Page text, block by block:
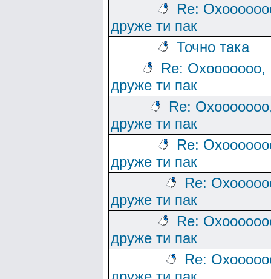
Re:
друже ти пак
Точно така
Re: Охооооооо,
друже ти пак
Re:
друже ти пак
Re:
друже ти пак
Re:
друже ти пак
Re:
друже ти пак
Re: